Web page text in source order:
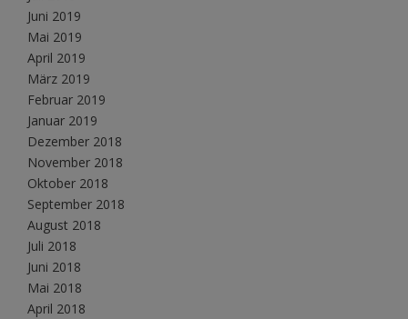
Juni 2019
Mai 2019
April 2019
März 2019
Februar 2019
Januar 2019
Dezember 2018
November 2018
Oktober 2018
September 2018
August 2018
Juli 2018
Juni 2018
Mai 2018
April 2018